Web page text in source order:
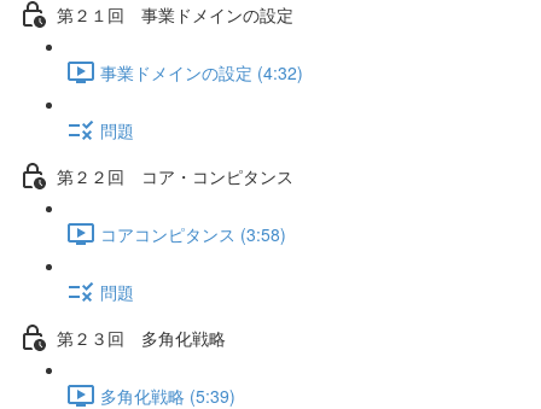
第２１回 事業ドメインの設定
事業ドメインの設定 (4:32)
問題
第２２回 コア・コンピタンス
コアコンピタンス (3:58)
問題
第２３回 多角化戦略
多角化戦略 (5:39)